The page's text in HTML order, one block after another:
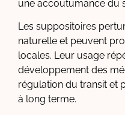
une accoutumance du
Les suppositoires
naturelle et peuvent
locales. Leur usage
développement des
régulation du transit et
à long terme.